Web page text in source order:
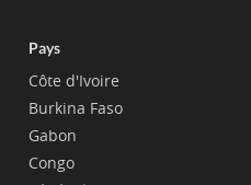
Pays
Côte d'Ivoire
Burkina Faso
Gabon
Congo